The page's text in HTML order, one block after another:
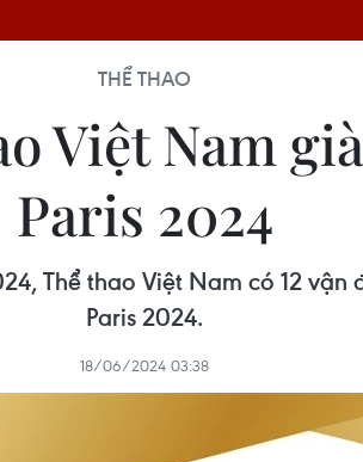
THỂ THAO
Việt Nam
Paris 2024
Thể thao Việt Nam có 12
Paris 2024.
18/06/2024 03:38